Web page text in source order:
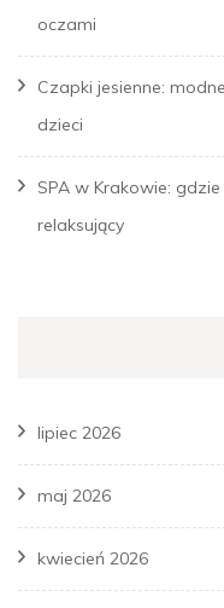
oczami
Czapki jesienne:
dzieci
SPA w Krakowie:
relaksujący
lipiec 2026
maj 2026
kwiecień 2026